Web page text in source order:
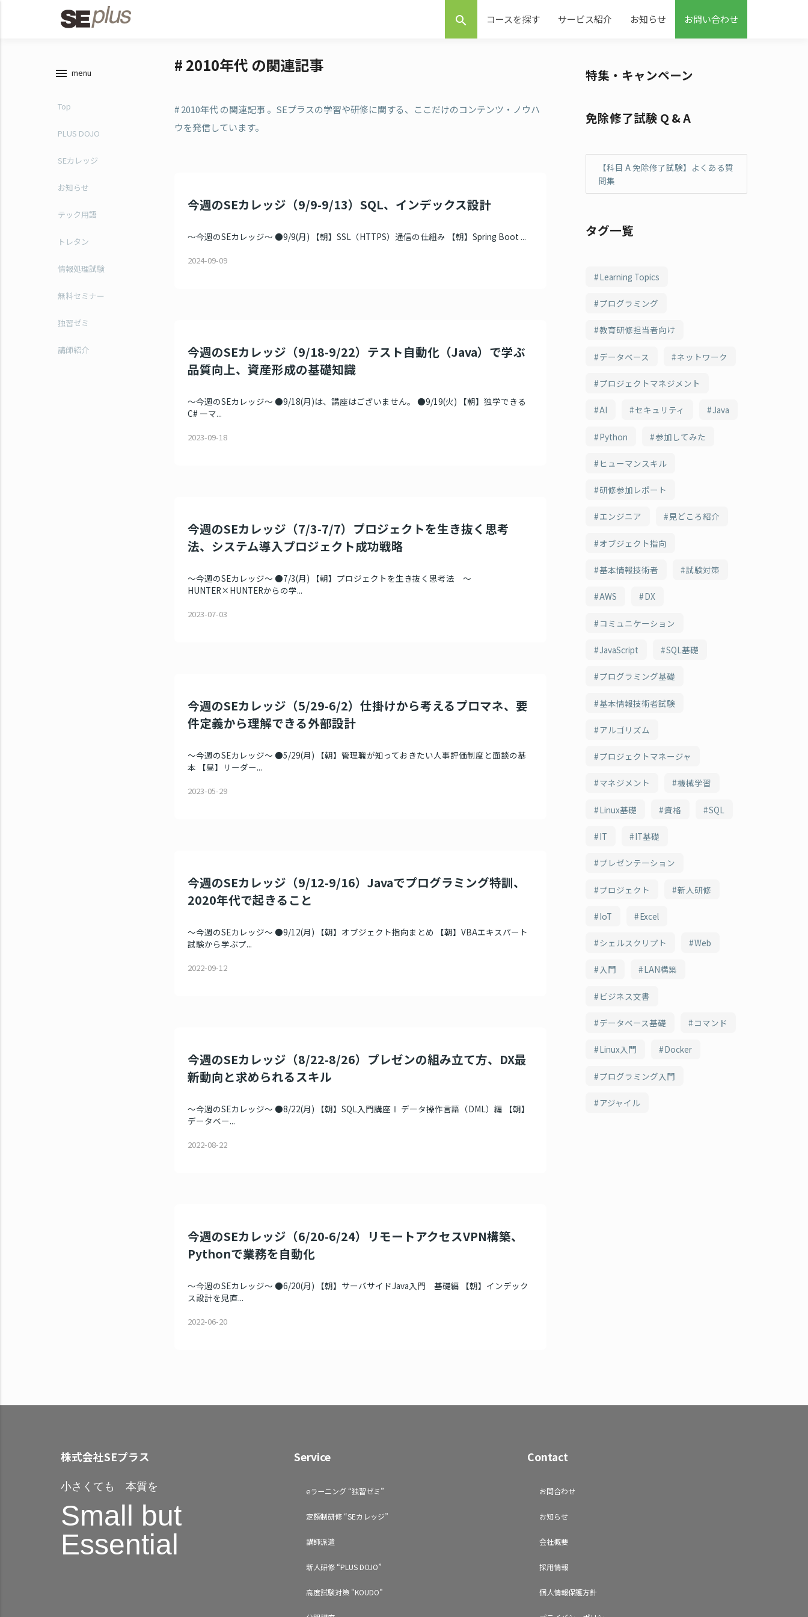
search コースを探す サービス紹介 お知らせ お問い合わせ
menu menu
Top
PLUS DOJO
SEカレッジ
お知らせ
テック用語
トレタン
情報処理試験
無料セミナー
独習ゼミ
講師紹介
# 2010年代 の関連記事
# 2010年代 の関連記事 。SEプラスの学習や研修に関する、ここだけのコンテンツ・ノウハ
ウを発信しています。
今週のSEカレッジ（9/9-9/13）SQL、インデックス設計
～今週のSEカレッジ～ ●9/9(月) 【朝】SSL（HTTPS）通信の仕組み 【朝】Spring Boot ...
2024-09-09
今週のSEカレッジ（9/18-9/22）テスト自動化（Java）で学ぶ
品質向上、資産形成の基礎知識
～今週のSEカレッジ～ ●9/18(月)は、講座はございません。 ●9/19(火) 【朝】独学できる
C# ―マ...
2023-09-18
今週のSEカレッジ（7/3-7/7）プロジェクトを生き抜く思考
法、システム導入プロジェクト成功戦略
～今週のSEカレッジ～ ●7/3(月) 【朝】プロジェクトを生き抜く思考法 ～
HUNTER×HUNTERからの学...
2023-07-03
今週のSEカレッジ（5/29-6/2）仕掛けから考えるプロマネ、要
件定義から理解できる外部設計
～今週のSEカレッジ～ ●5/29(月) 【朝】管理職が知っておきたい人事評価制度と面談の基
本 【昼】リーダー...
2023-05-29
今週のSEカレッジ（9/12-9/16）Javaでプログラミング特訓、
2020年代で起きること
～今週のSEカレッジ～ ●9/12(月) 【朝】オブジェクト指向まとめ 【朝】VBAエキスパート
試験から学ぶプ...
2022-09-12
今週のSEカレッジ（8/22-8/26）プレゼンの組み立て方、DX最
新動向と求められるスキル
～今週のSEカレッジ～ ●8/22(月) 【朝】SQL入門講座Ⅰ データ操作言語（DML）編 【朝】
データベー...
2022-08-22
今週のSEカレッジ（6/20-6/24）リモートアクセスVPN構築、
Pythonで業務を自動化
～今週のSEカレッジ～ ●6/20(月) 【朝】サーバサイドJava入門 基礎編 【朝】インデック
ス設計を見直...
2022-06-20
特集・キャンペーン
免除修了試験 Q & A
【科目 A 免除修了試験】よくある質
問集
タグ一覧
Learning Topics
プログラミング
教育研修担当者向け
データベース ネットワーク
プロジェクトマネジメント
AI セキュリティ Java
Python 参加してみた
ヒューマンスキル
研修参加レポート
エンジニア 見どころ紹介
オブジェクト指向
基本情報技術者 試験対策
AWS DX
コミュニケーション
JavaScript SQL基礎
プログラミング基礎
基本情報技術者試験
アルゴリズム
プロジェクトマネージャ
マネジメント 機械学習
Linux基礎 資格 SQL
IT IT基礎
プレゼンテーション
プロジェクト 新人研修
IoT Excel
シェルスクリプト Web
入門 LAN構築
ビジネス文書
データベース基礎 コマンド
Linux入門 Docker
プログラミング入門
アジャイル
株式会社SEプラス
小さくても 本質を
Small but
Essential
Service
eラーニング “独習ゼミ”
定額制研修 “SEカレッジ”
講師派遣
新人研修 “PLUS DOJO”
高度試験対策 "KOUDO"
Contact
お問合わせ
お知らせ
会社概要
採用情報
個人情報保護方針